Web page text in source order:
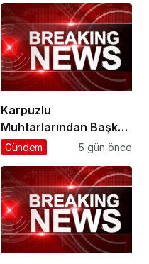
Karpuzlu
Muhtarlarından Başkan
Çerçioğlu’na Hizmet
Gündem 5 gün önce